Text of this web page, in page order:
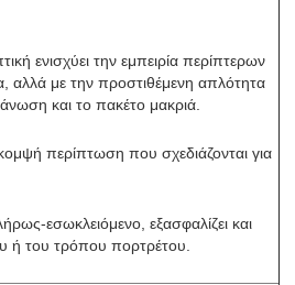
ενισχύει την εμπειρία περίπτερων
με την προστιθέμενη απλότητα
και το πακέτο μακριά.
περίπτωση που σχεδιάζονται για
εσωκλειόμενο, εξασφαλίζει και
ή του τρόπου πορτρέτου.